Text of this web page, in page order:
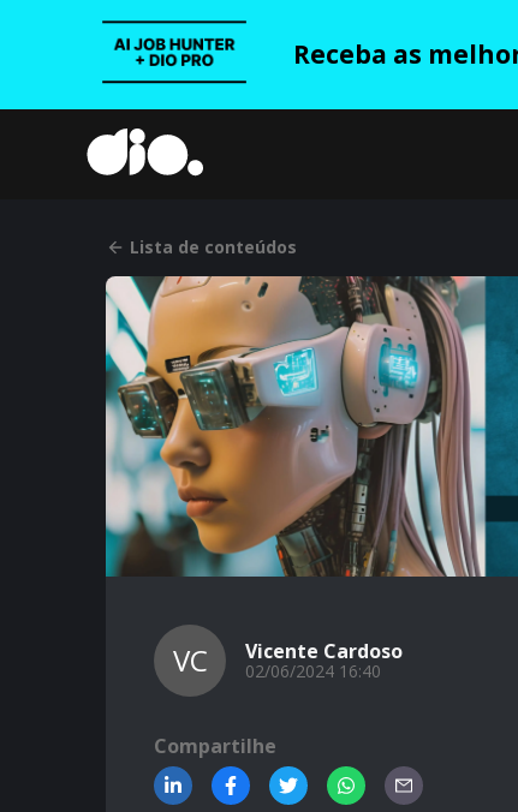
Receba as
Lista de conteúdos
VC Vicente Cardoso
02/06/2024 16:40
Compartilhe